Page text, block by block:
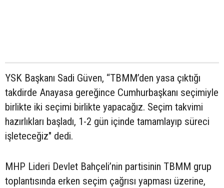
YSK Başkanı Sadi Güven, “TBMM’den yasa çıktığı
takdirde Anayasa gereğince Cumhurbaşkanı seçimiyle
birlikte iki seçimi birlikte yapacağız. Seçim takvimi
hazırlıkları başladı, 1-2 gün içinde tamamlayıp süreci
işleteceğiz" dedi.
MHP Lideri Devlet Bahçeli’nin partisinin TBMM grup
toplantısında erken seçim çağrısı yapması üzerine,